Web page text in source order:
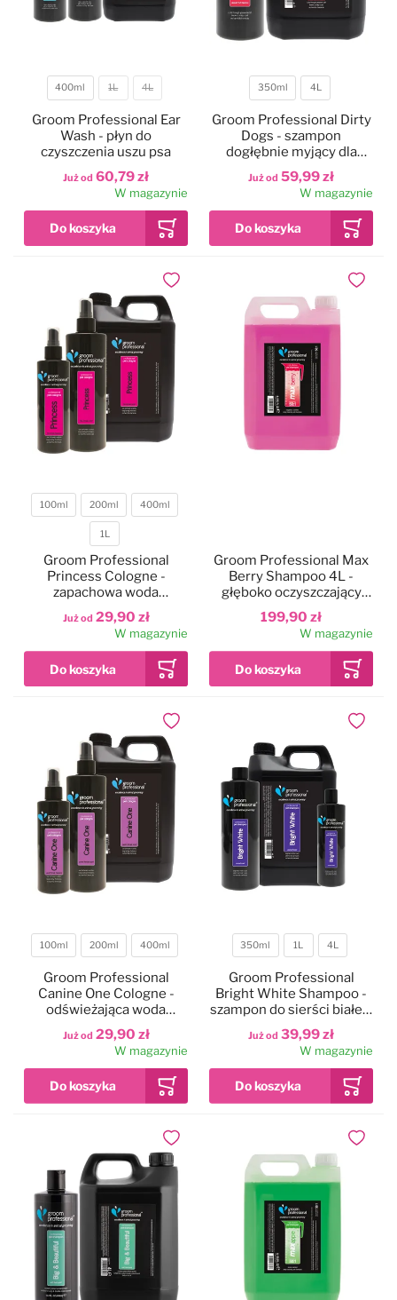
Pojemność
400ml 1L 4L
Już od 60,79 zł
Groom Professional Ear
Wash - płyn do
czyszczenia uszu psa
W magazynie
Pojemność
350ml 4L
Już od 59,99 zł
Groom Professional Dirty
Dogs - szampon
dogłębnie myjący dla
psów o mocno
zabrudzonej sierści,
koncentrat 1:20
W magazynie
100ml 200ml 400ml
1L
Już od 29,90 zł
Groom Professional
Princess Cologne -
zapachowa woda
toaletowa dla psa
W magazynie
Dodaj do ulubionych
199,90 zł
Groom Professional Max
Berry Shampoo 4L -
głęboko oczyszczający
szampon dla psa i kota,
koncentrat 1:50
W magazynie
Dodaj
Pojemność
100ml 200ml 400ml
Już od 29,90 zł
Groom Professional
Canine One Cologne -
odświeżająca woda
toaletowa dla psa,
inspirowana znanymi
perfumamiW magazynie
Dodaj do ulubionych
Pojemność
350ml 1L 4L
Już od 39,99 zł
Groom Professional
Bright White Shampoo -
szampon do sierści białej i
jasnej, koncentrat 1:10
W magazynie
Dodaj
Dodaj do ulubionych Dodaj